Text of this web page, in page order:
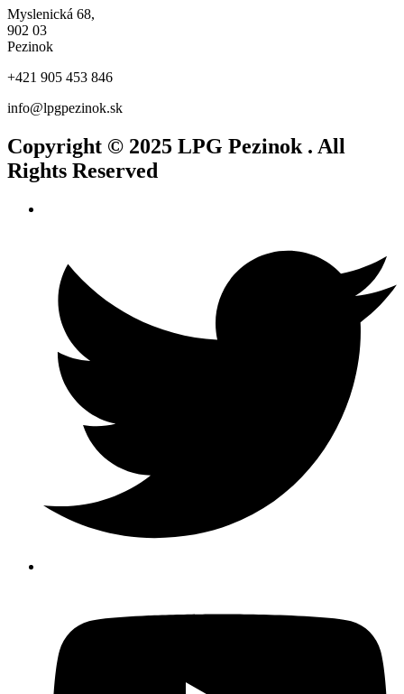
Myslenická 68,
902 03
Pezinok
+421 905 453 846
info@lpgpezinok.sk
Copyright © 2025 LPG Pezinok . All
Rights Reserved